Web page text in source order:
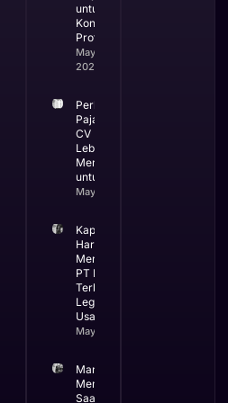
untuk
Kontraktor
Profesional
May 19,
2026
Perbandingan
Pajak PT dan
CV Mana yang
Lebih
Menguntungkan
untuk Bisnis
May 13, 2026
Kapan Bisnis
Harus
Menggunakan
PT Ini Waktu
Terbaik
Legalitas
Usaha
May 12, 2026
Manfaat
Membuat PT
Saat Bisnis